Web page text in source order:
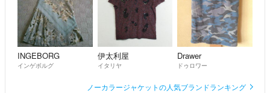
INGEBORG
インゲボルグ
伊太利屋
イタリヤ
Drawer
ドゥロワー
ノーカラージャケットの人気ブランドランキング